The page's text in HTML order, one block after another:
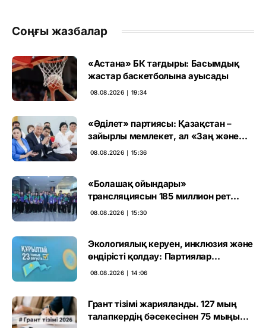
Соңғы жазбалар
«Астана» БК тағдыры: Басымдық
жастар баскетболына ауысады
08.08.2026 ∣ 19:34
«Әділет» партиясы: Қазақстан –
зайырлы мемлекет, ал «Заң және
тәртіп» қағидаты баршаға міндетті
08.08.2026 ∣ 15:36
«Болашақ ойындары»
трансляциясын 185 миллион рет
көрген
08.08.2026 ∣ 15:30
Экологиялық керуен, инклюзия және
өндірісті қолдау: Партиялар
өңірлерде қандай мәселе көтерді
08.08.2026 ∣ 14:06
Грант тізімі жарияланды. 127 мың
талапкердің бәсекесінен 75 мыңы